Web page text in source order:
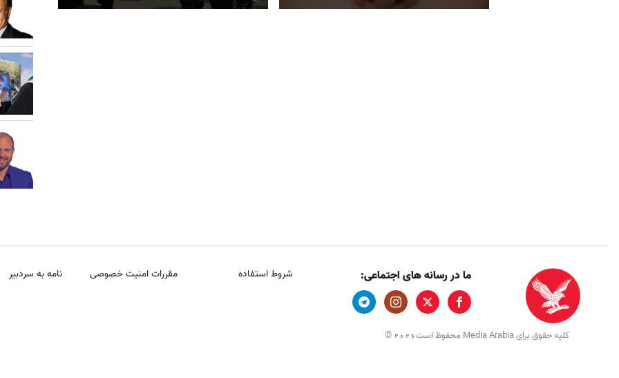
ما در رسانه های اجتماعی: شروط استفاده مقررات امنیت خصوصی نامه به سردبیر
کلیه حقوق برای Media Arabia محفوظ است 2026
©